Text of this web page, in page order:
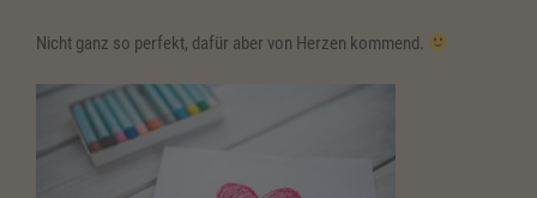
Nicht ganz so perfekt, dafür aber von Herzen kommend.